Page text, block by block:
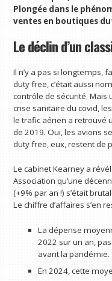
Plongée dans le
ventes en boutiques
Le déclin d’un
Il n’y a pas si longtemps,
duty free, c’était aussi
contrôle de sécurité. Mais
crise sanitaire du covid,
le trafic aérien a retrouvé
de 2019. Oui, les avions
duty free, eux, restent de
Le cabinet Kearney a
Association qu’une
(+9% par an !) s’était
Le chiffre d’affaires s’en
La dépense
2022 sur un an,
avant la pandémie.
En 2024, cette